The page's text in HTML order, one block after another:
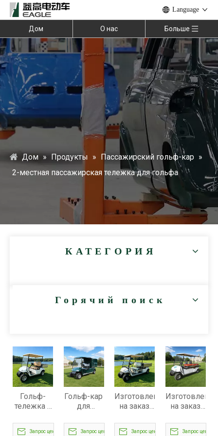
Language
Дом О нас Больше
Дом » Продукты » Пассажирский гольф-кар »
2-местная пассажирская тележка для гольфа
КАТЕГОРИЯ
Горячий поиск
Гольф-
тележка с
грузовым
Запрос цены
Гольф-кар
для
Продажа
Запрос цены
Изготовленная
на заказ
для
Запрос цены
на заказ
2-местная
Запрос цены